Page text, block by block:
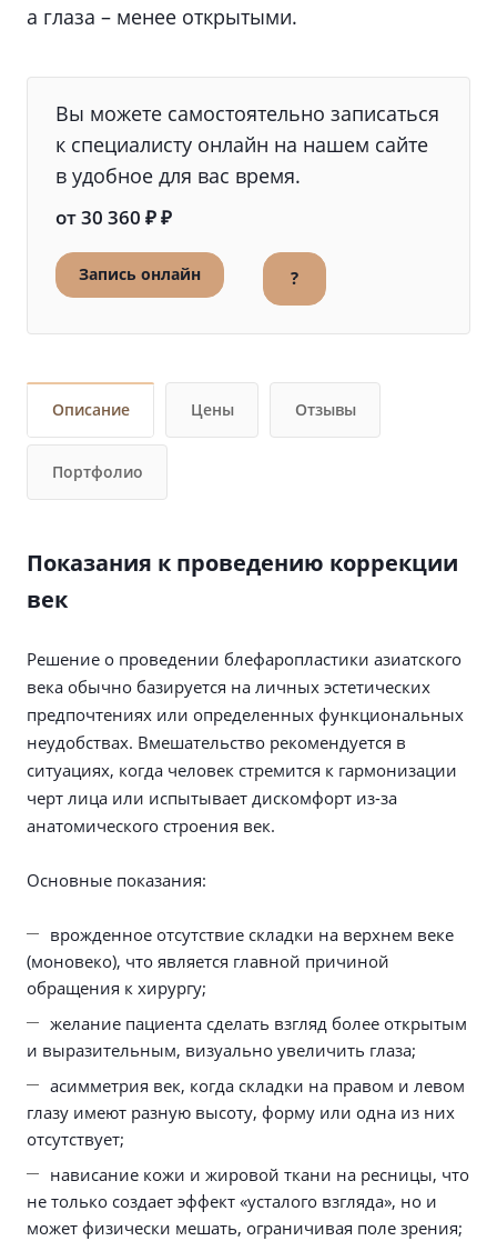
а глаза – менее открытыми.
Вы можете самостоятельно записаться
к специалисту онлайн на нашем сайте
в удобное для вас время.
от 30 360 ₽ ₽
Запись онлайн ?
Описание Цены Отзывы
Портфолио
Показания к проведению коррекции
век
Решение о проведении блефаропластики азиатского
века обычно базируется на личных эстетических
предпочтениях или определенных функциональных
неудобствах. Вмешательство рекомендуется в
ситуациях, когда человек стремится к гармонизации
черт лица или испытывает дискомфорт из-за
анатомического строения век.
Основные показания:
врожденное отсутствие складки на верхнем веке
(моновеко), что является главной причиной
обращения к хирургу;
желание пациента сделать взгляд более открытым
и выразительным, визуально увеличить глаза;
асимметрия век, когда складки на правом и левом
глазу имеют разную высоту, форму или одна из них
отсутствует;
нависание кожи и жировой ткани на ресницы, что
не только создает эффект «усталого взгляда», но и
может физически мешать, ограничивая поле зрения;